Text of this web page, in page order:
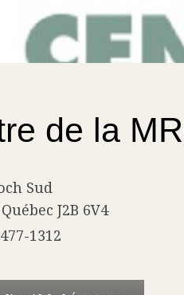
ici de la
Sud
Québec J2B 6V4
1312